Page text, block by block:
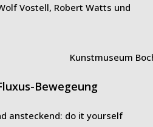
Vostell, Robert Watts und
Bewegeung
ansteckend: do it yourself